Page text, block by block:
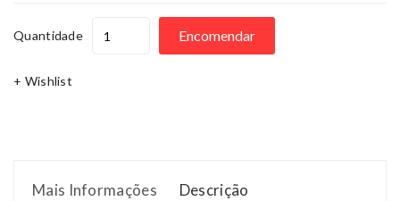
Quantidade Encomendar
+ Wishlist
Mais Informações Descrição